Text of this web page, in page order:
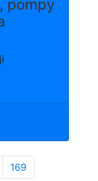
pompy
169